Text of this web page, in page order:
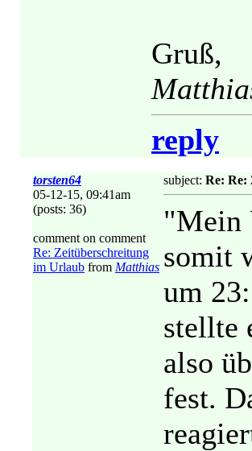
Gruß,
reply
torsten64
05-12-15, 09:41am
(posts: 36)
comment on comment
Re: Zeitüberschreitung
im Urlaub from Matthias
subject: Re: Re:
"Mein
somit
um
stellte
also
fest.